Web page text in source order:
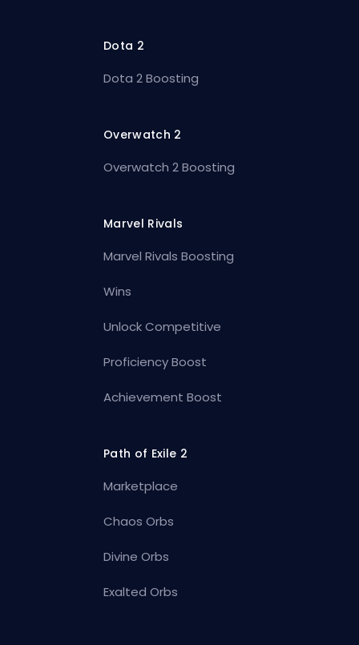
Dota 2
Dota 2 Boosting
Overwatch 2
Overwatch 2 Boosting
Marvel Rivals
Marvel Rivals Boosting
Wins
Unlock Competitive
Proficiency Boost
Achievement Boost
Path of Exile 2
Marketplace
Chaos Orbs
Divine Orbs
Exalted Orbs